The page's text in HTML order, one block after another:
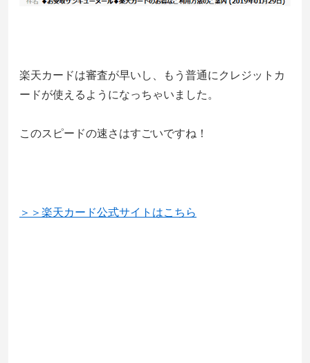
楽天カードは審査が早いし、もう普通にクレジットカ
ードが使えるようになっちゃいました。
このスピードの速さはすごいですね！
＞＞楽天カード公式サイトはこちら